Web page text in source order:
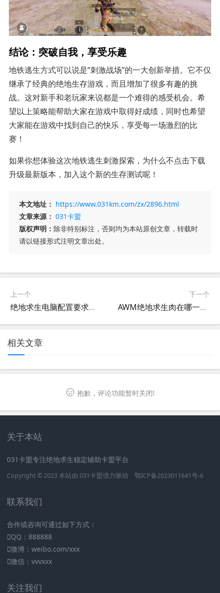
结论：突破自我，享受乐趣
地铁逃生方式可以说是“刺激战场”的一大创新举措。它不仅
继承了经典的绝地生存游戏，而且增加了很多有趣的挑
战。这对新手和老玩家来说都是一个难得的感受机会。希
望以上策略能帮助大家在游戏中取得好成绩，同时也希望
大家能在游戏中找到自己的快乐，享受每一场激烈的比
赛！
如果你想体验这次地铁逃生刺激探索，为什么不点击下载
升级最新版本，加入这个新的生存测试呢！
本文地址： https://www.031km.com/zx/2896.html
文章来源： 031卡盟
版权声明： 除非特别标注，否则均为本站原创文章，转载时
请以链接形式注明文章出处。
上一个
绝地求生电脑配置要求详解-玩绝地求生需要什么配置
下一个
AWM绝地求生肉在哪一章-AWM绝地求生中获取肉类的最佳章节
相关文章
抱歉，评论功能暂时关闭!
关于本站
031卡盟专注绝地求生稳定辅助卡盟平台
Copyright © 2023 本站由 031卡盟强力驱动 鄂ICP备2023011641号-6
联系我们
合作或咨询可通过如下方式：
QQ：888888
微博：weibo.com/xxx
微信：vvvxxx
关注我们